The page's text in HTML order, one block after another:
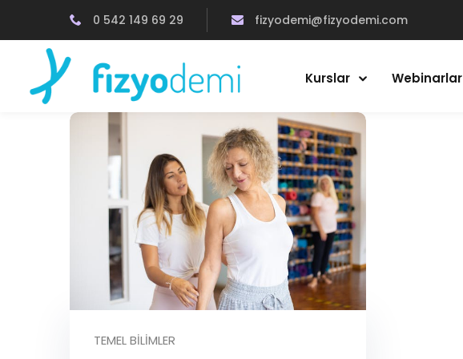
0 542 149 69 29 fizyodemi@fizyodemi.com
Kurslar Webinarlar
TEMEL BILIMLER